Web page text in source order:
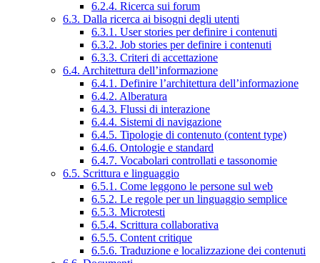
6.2.4. Ricerca sui forum
6.3. Dalla ricerca ai bisogni degli utenti
6.3.1. User stories per definire i contenuti
6.3.2. Job stories per definire i contenuti
6.3.3. Criteri di accettazione
6.4. Architettura dell’informazione
6.4.1. Definire l’architettura dell’informazione
6.4.2. Alberatura
6.4.3. Flussi di interazione
6.4.4. Sistemi di navigazione
6.4.5. Tipologie di contenuto (content type)
6.4.6. Ontologie e standard
6.4.7. Vocabolari controllati e tassonomie
6.5. Scrittura e linguaggio
6.5.1. Come leggono le persone sul web
6.5.2. Le regole per un linguaggio semplice
6.5.3. Microtesti
6.5.4. Scrittura collaborativa
6.5.5. Content critique
6.5.6. Traduzione e localizzazione dei contenuti